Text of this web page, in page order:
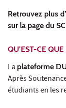
Retrouvez plus
sur la page du
QU’EST-CE
La plateforme
Après
étudiants en les